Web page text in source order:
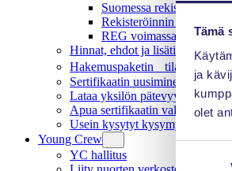
Tämä
ja
olet
valinta
Suomessa rekisteröidyt
Rekisteröinnin arviointi ja
REG voimassaolo ja
Hinnat, ehdot ja lisätiedot
Hakemuspaketin tilaus ja
Sertifikaatin uusiminen
Lataa yksilön pätevyydet
Apua sertifikaatin valintaan ja
Usein kysytyt kysymykset
Young Crew
YC hallitus